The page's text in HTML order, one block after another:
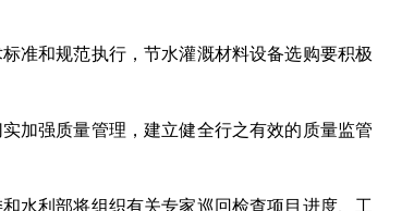
准和规范执行，节水灌溉材料设备选购要积极
加强质量管理，建立健全行之有效的质量监管
水利部将组织有关专家巡回检查项目进度、工